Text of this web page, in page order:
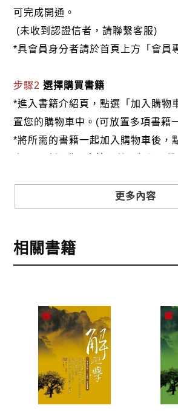
可完成開通。
(未收到認證信者，請聯繫客服)
*具會員身分者請於首頁上方「會員
步驟2選擇購買書籍
*進入書籍介紹頁，點選「加入購物
置您的購物車中。(可放置多項書籍
*將所需的書籍一起加入購物車後，
2.銀行轉帳:選擇銀行轉帳時，請填
五碼，並於三日內完成匯款，以利
劃撥單，匯款者大名請填寫跟訂購
核銷作業。
步驟4 完成訂購
訂購完成後，可至會員專區查詢「
訂單處理的狀態。
更多內容
相關書籍